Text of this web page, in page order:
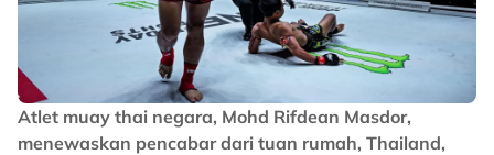
Atlet muay thai negara, Mohd Rifdean Masdor,
menewaskan pencabar dari tuan rumah, Thailand,